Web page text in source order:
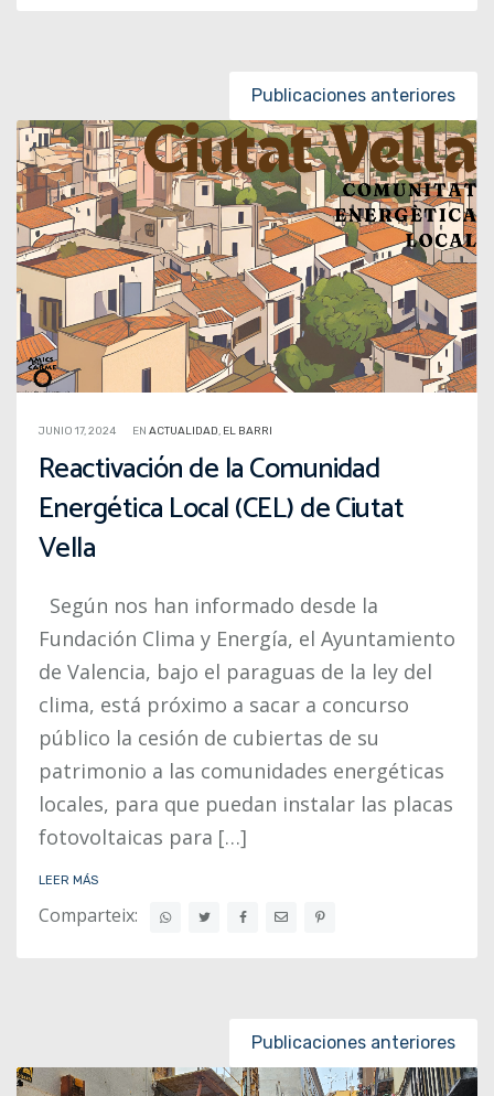
Publicaciones anteriores
JUNIO 17, 2024 EN ACTUALIDAD, EL BARRI
Reactivación de la Comunidad
Energética Local (CEL) de Ciutat
Vella
Según nos han informado desde la
Fundación Clima y Energía, el Ayuntamiento
de Valencia, bajo el paraguas de la ley del
clima, está próximo a sacar a concurso
público la cesión de cubiertas de su
patrimonio a las comunidades energéticas
locales, para que puedan instalar las placas
fotovoltaicas para […]
LEER MÁS
Comparteix:
Publicaciones anteriores